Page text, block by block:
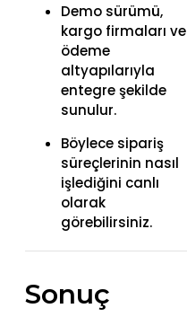
Demo sürümü,
kargo firmaları ve
ödeme
altyapılarıyla
entegre şekilde
sunulur.
Böylece sipariş
süreçlerinin nasıl
işlediğini canlı
olarak
görebilirsiniz.
Sonuç